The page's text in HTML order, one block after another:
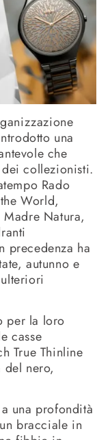
una
che
dei collezionisti.
Rado
World,
Natura,
precedenza ha
autunno e
per la loro
casse
True Thinline
nero,
una profondità
bracciale in